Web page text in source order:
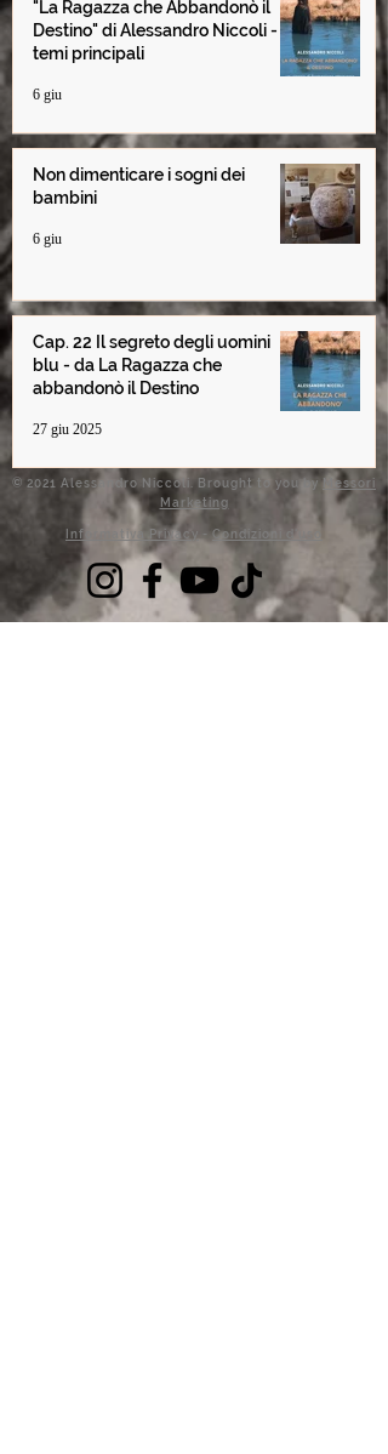
"La Ragazza che Abbandonò il
Destino" di Alessandro Niccoli -
temi principali
6 giu
Non dimenticare i sogni dei
bambini
6 giu
Cap. 22 Il segreto degli uomini
blu - da La Ragazza che
abbandonò il Destino
27 giu 2025
© 2021 Alessandro Niccoli. Brought to you by Messori
Marketing
Informativa Privacy - Condizioni d'uso